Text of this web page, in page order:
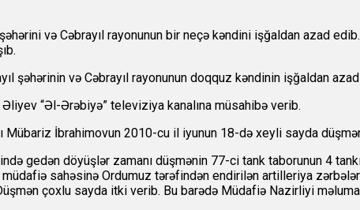
və Cəbrayıl rayonunun bir neçə kəndini işğaldan azad
şəhərinin və Cəbrayıl rayonunun doqquz kəndinin işğaldan
“Əl-Ərəbiyə” televiziya kanalına müsahibə verib.
Mübariz İbrahimovun 2010-cu il iyunun 18-də xeyli sayda
gedən döyüşlər zamanı düşmənin 77-ci tank taborunun 4
müdafiə sahəsinə Ordumuz tərəfindən endirilən artilleriya
çoxlu sayda itki verib. Bu barədə Müdafiə Nazirliyi